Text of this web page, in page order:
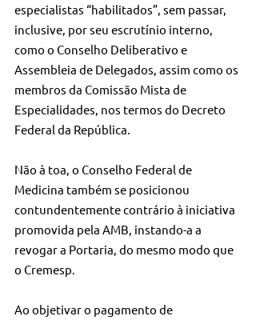
especialistas “habilitados”, sem passar,
inclusive, por seu escrutínio interno,
como o Conselho Deliberativo e
Assembleia de Delegados, assim como os
membros da Comissão Mista de
Especialidades, nos termos do Decreto
Federal da República.
Não à toa, o Conselho Federal de
Medicina também se posicionou
contundentemente contrário à iniciativa
promovida pela AMB, instando-a a
revogar a Portaria, do mesmo modo que
o Cremesp.
Ao objetivar o pagamento de